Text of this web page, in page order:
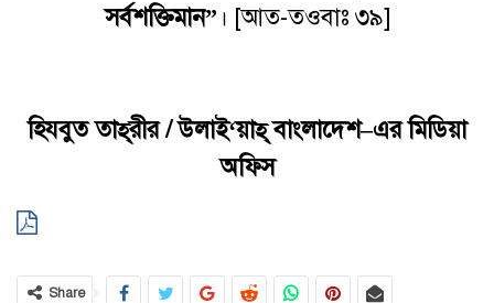
সর্বশক্তিমান” । [আত-তওবাঃ ৩৯]
হিযবুত তাহ্রীর/ উলাই‘য়াহ্‌ বাংলাদেশ–এর মিডিয়া
অফিস
Share